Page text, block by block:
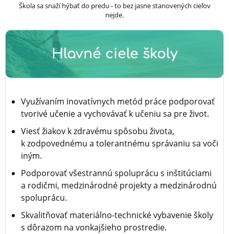
Škola sa snaží hýbať do predu - to bez jasne stanovených cieľov
nejde.
Hlavné ciele školy
Využívaním inovatívnych metód práce podporovať
tvorivé učenie a vychovávať k učeniu sa pre život.
Viesť žiakov k zdravému spôsobu života,
k zodpovednému a tolerantnému správaniu sa voči
iným.
Podporovať všestrannú spoluprácu s inštitúciami
a rodičmi, medzinárodné projekty a medzinárodnú
spoluprácu.
Skvalitňovať materiálno-technické vybavenie školy
s dôrazom na vonkajšieho prostredie.